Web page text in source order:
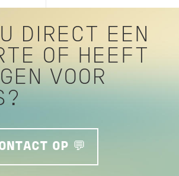
DIRECT EEN
OF HEEFT
VOOR
OP 💬